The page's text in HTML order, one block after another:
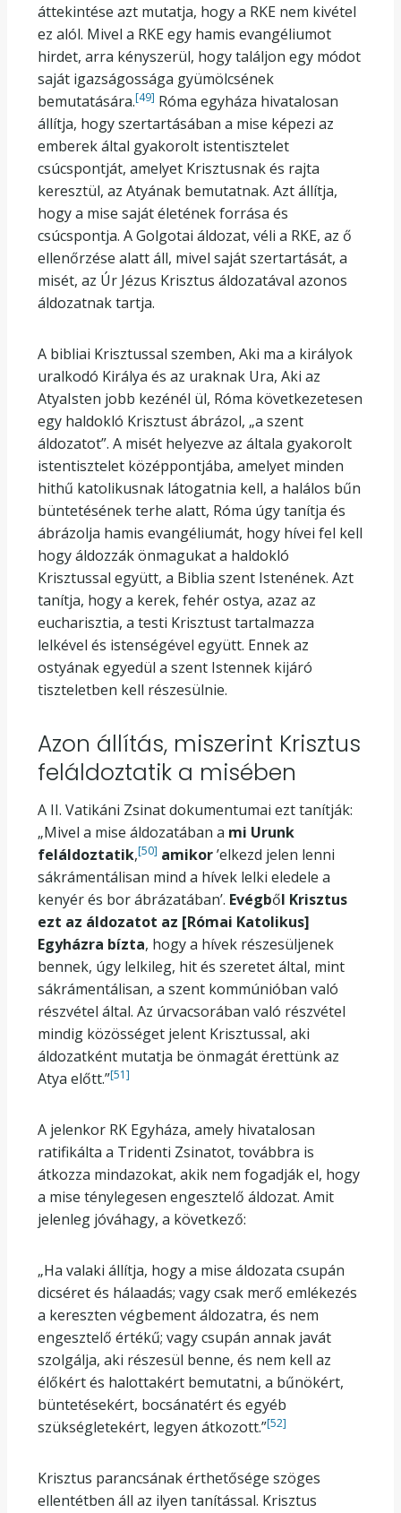
áttekintése azt mutatja, hogy a RKE nem kivétel
ez alól. Mivel a RKE egy hamis evangéliumot
hirdet, arra kényszerül, hogy találjon egy módot
saját igazságossága gyümölcsének
bemutatására.[49] Róma egyháza hivatalosan
állítja, hogy szertartásában a mise képezi az
emberek által gyakorolt istentisztelet
csúcspontját, amelyet Krisztusnak és rajta
keresztül, az Atyának bemutatnak. Azt állítja,
hogy a mise saját életének forrása és
csúcspontja. A Golgotai áldozat, véli a RKE, az ő
ellenőrzése alatt áll, mivel saját szertartását, a
misét, az Úr Jézus Krisztus áldozatával azonos
áldozatnak tartja.
A bibliai Krisztussal szemben, Aki ma a királyok
uralkodó Királya és az uraknak Ura, Aki az
AtyaIsten jobb kezénél ül, Róma következetesen
egy haldokló Krisztust ábrázol, „a szent
áldozatot”. A misét helyezve az általa gyakorolt
istentisztelet középpontjába, amelyet minden
hithű katolikusnak látogatnia kell, a halálos bűn
büntetésének terhe alatt, Róma úgy tanítja és
ábrázolja hamis evangéliumát, hogy hívei fel kell
hogy áldozzák önmagukat a haldokló
Krisztussal együtt, a Biblia szent Istenének. Azt
tanítja, hogy a kerek, fehér ostya, azaz az
eucharisztia, a testi Krisztust tartalmazza
lelkével és istenségével együtt. Ennek az
ostyának egyedül a szent Istennek kijáró
tiszteletben kell részesülnie.
Azon állítás, miszerint Krisztus
feláldoztatik a misében
A II. Vatikáni Zsinat dokumentumai ezt tanítják:
„Mivel a mise áldozatában a mi Urunk
feláldoztatik,[50] amikor’elkezd jelen lenni
sákrámentálisan mind a hívek lelki eledele a
kenyér és bor ábrázatában’. Evégből Krisztus
ezt az áldozatot az [Római Katolikus]
Egyházra bízta, hogy a hívek részesüljenek
bennek, úgy lelkileg, hit és szeretet által, mint
sákrámentálisan, a szent kommúnióban való
részvétel által. Az úrvacsorában való részvétel
mindig közösséget jelent Krisztussal, aki
áldozatként mutatja be önmagát érettünk az
Atya előtt.”[51]
A jelenkor RK Egyháza, amely hivatalosan
ratifikálta a Tridenti Zsinatot, továbbra is
átkozza mindazokat, akik nem fogadják el, hogy
a mise ténylegesen engesztelő áldozat. Amit
jelenleg jóváhagy, a következő:
„Ha valaki állítja, hogy a mise áldozata csupán
dicséret és hálaadás; vagy csak merő emlékezés
a kereszten végbement áldozatra, és nem
engesztelő értékű; vagy csupán annak javát
szolgálja, aki részesül benne, és nem kell az
élőkért és halottakért bemutatni, a bűnökért,
büntetésekért, bocsánatért és egyéb
szükségletekért, legyen átkozott.”[52]
Krisztus parancsának érthetősége szöges
ellentétben áll az ilyen tanítással. Krisztus